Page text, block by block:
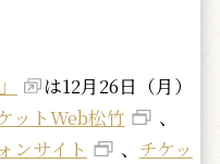
は12月26日（月）
ットWeb松竹
、
ンサイト
、 チケッ